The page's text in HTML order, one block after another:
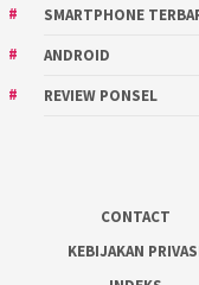
SMARTPHONE
ANDROID
REVIEW PONSEL
CONTACT
KEBIJAKAN